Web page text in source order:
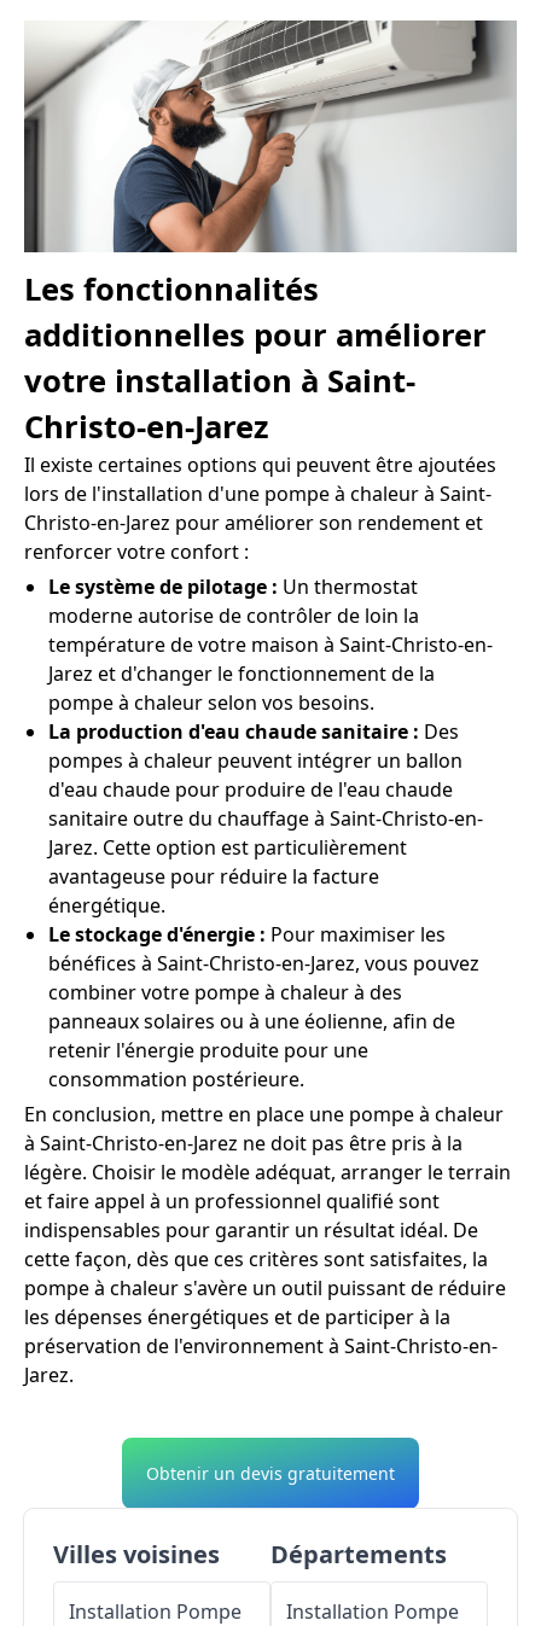
Les fonctionnalités
additionnelles pour améliorer
votre installation à Saint-
Christo-en-Jarez
Il existe certaines options qui peuvent être ajoutées
lors de l'installation d'une pompe à chaleur à Saint-
Christo-en-Jarez pour améliorer son rendement et
renforcer votre confort :
Le système de pilotage : Un thermostat
moderne autorise de contrôler de loin la
température de votre maison à Saint-Christo-en-
Jarez et d'changer le fonctionnement de la
pompe à chaleur selon vos besoins.
La production d'eau chaude sanitaire : Des
pompes à chaleur peuvent intégrer un ballon
d'eau chaude pour produire de l'eau chaude
sanitaire outre du chauffage à Saint-Christo-en-
Jarez. Cette option est particulièrement
avantageuse pour réduire la facture
énergétique.
Le stockage d'énergie : Pour maximiser les
bénéfices à Saint-Christo-en-Jarez, vous pouvez
combiner votre pompe à chaleur à des
panneaux solaires ou à une éolienne, afin de
retenir l'énergie produite pour une
consommation postérieure.
En conclusion, mettre en place une pompe à chaleur
à Saint-Christo-en-Jarez ne doit pas être pris à la
légère. Choisir le modèle adéquat, arranger le terrain
et faire appel à un professionnel qualifié sont
indispensables pour garantir un résultat idéal. De
cette façon, dès que ces critères sont satisfaites, la
pompe à chaleur s'avère un outil puissant de réduire
les dépenses énergétiques et de participer à la
préservation de l'environnement à Saint-Christo-en-
Jarez.
Obtenir un devis gratuitement
Villes voisines
Installation Pompe
Départements
Installation Pompe